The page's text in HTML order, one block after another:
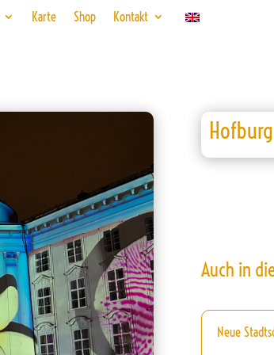
Karte Shop Kontakt
Auch in
Neue